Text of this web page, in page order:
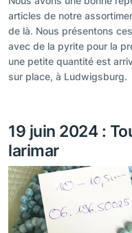
articles de notre
de là. Nous présentons
avec de la pyrite pour la
une petite quantité est
sur place, à Ludwigsburg.
19 juin 2024 :
larimar